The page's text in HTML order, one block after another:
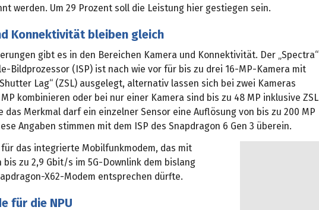
werden. Um 29 Prozent soll die Leistung hier gestiegen sein.
Konnektivität bleiben gleich
gibt es in den Bereichen Kamera und Konnektivität. Der „Spectra“
Bildprozessor (ISP) ist nach wie vor für bis zu drei 16-MP-Kamera mit
Shutter Lag“ (ZSL) ausgelegt, alternativ lassen sich bei zwei Kameras
MP kombinieren oder bei nur einer Kamera sind bis zu 48 MP inklusive ZSL
das Merkmal darf ein einzelner Sensor eine Auflösung von bis zu 200 MP
Angaben stimmen mit dem ISP des Snapdragon 6 Gen 3 überein.
das integrierte Mobilfunkmodem, das mit
bis zu 2,9 Gbit/s im 5G-Downlink dem bislang
X62-Modem entsprechen dürfte.
für die NPU